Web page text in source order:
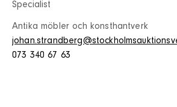
Specialist
Antika möbler och konsthantverk
073 340 67 63